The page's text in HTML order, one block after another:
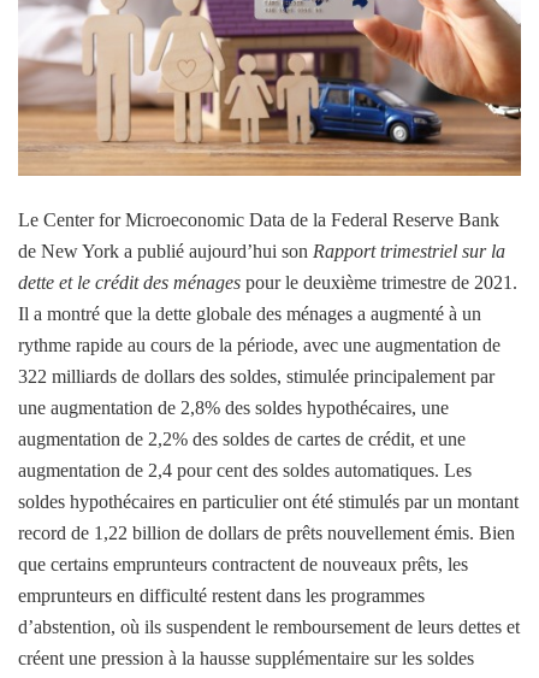
Le Center for Microeconomic Data de la Federal Reserve Bank
de New York a publié aujourd’hui son Rapport trimestriel sur la
dette et le crédit des ménages pour le deuxième trimestre de 2021.
Il a montré que la dette globale des ménages a augmenté à un
rythme rapide au cours de la période, avec une augmentation de
322 milliards de dollars des soldes, stimulée principalement par
une augmentation de 2,8% des soldes hypothécaires, une
augmentation de 2,2% des soldes de cartes de crédit, et une
augmentation de 2,4 pour cent des soldes automatiques. Les
soldes hypothécaires en particulier ont été stimulés par un montant
record de 1,22 billion de dollars de prêts nouvellement émis. Bien
que certains emprunteurs contractent de nouveaux prêts, les
emprunteurs en difficulté restent dans les programmes
d’abstention, où ils suspendent le remboursement de leurs dettes et
créent une pression à la hausse supplémentaire sur les soldes